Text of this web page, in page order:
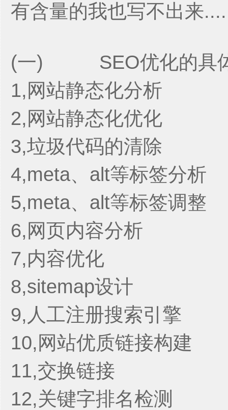
有含量的我也写不出来....
(一) SEO优化的具
1,网站静态化分析
2,网站静态化优化
3,垃圾代码的清除
4,meta、alt等标签分析
5,meta、alt等标签调整
6,网页内容分析
7,内容优化
8,sitemap设计
9,人工注册搜索引擎
10,网站优质链接构建
11,交换链接
12,关键字排名检测